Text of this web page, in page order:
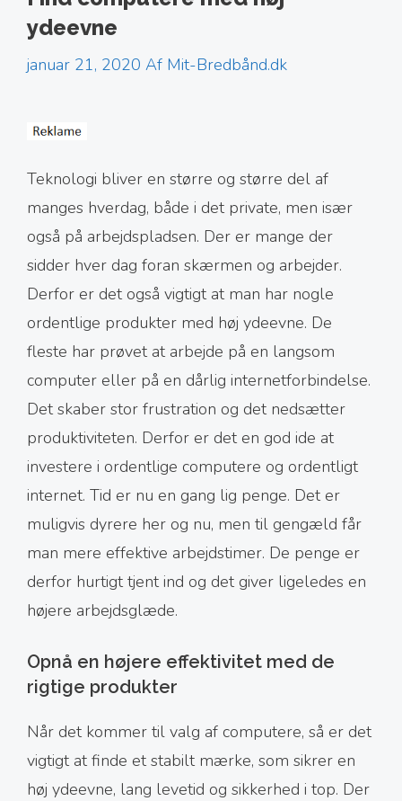
ydeevne
januar 21, 2020 Af Mit-Bredbånd.dk
Teknologi bliver en større og større del af
manges hverdag, både i det private, men især
også på arbejdspladsen. Der er mange der
sidder hver dag foran skærmen og arbejder.
Derfor er det også vigtigt at man har nogle
ordentlige produkter med høj ydeevne. De
fleste har prøvet at arbejde på en langsom
computer eller på en dårlig internetforbindelse.
Det skaber stor frustration og det nedsætter
produktiviteten. Derfor er det en god ide at
investere i ordentlige computere og ordentligt
internet. Tid er nu en gang lig penge. Det er
muligvis dyrere her og nu, men til gengæld får
man mere effektive arbejdstimer. De penge er
derfor hurtigt tjent ind og det giver ligeledes en
højere arbejdsglæde.
Opnå en højere effektivitet med de
rigtige produkter
Når det kommer til valg af computere, så er det
vigtigt at finde et stabilt mærke, som sikrer en
høj ydeevne, lang levetid og sikkerhed i top. Der